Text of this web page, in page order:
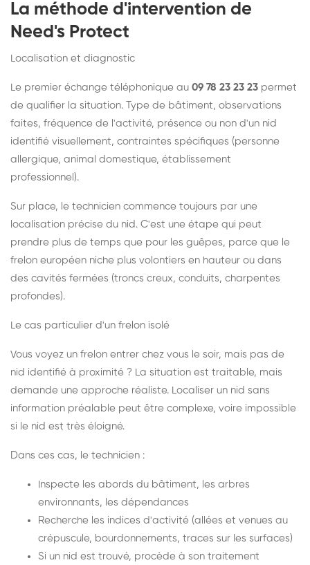
La méthode d'intervention de
Need's Protect
Localisation et diagnostic
Le premier échange téléphonique au 09 78 23 23 23 permet
de qualifier la situation. Type de bâtiment, observations
faites, fréquence de l'activité, présence ou non d'un nid
identifié visuellement, contraintes spécifiques (personne
allergique, animal domestique, établissement
professionnel).
Sur place, le technicien commence toujours par une
localisation précise du nid. C'est une étape qui peut
prendre plus de temps que pour les guêpes, parce que le
frelon européen niche plus volontiers en hauteur ou dans
des cavités fermées (troncs creux, conduits, charpentes
profondes).
Le cas particulier d'un frelon isolé
Vous voyez un frelon entrer chez vous le soir, mais pas de
nid identifié à proximité ? La situation est traitable, mais
demande une approche réaliste. Localiser un nid sans
information préalable peut être complexe, voire impossible
si le nid est très éloigné.
Dans ces cas, le technicien :
Inspecte les abords du bâtiment, les arbres
environnants, les dépendances
Recherche les indices d'activité (allées et venues au
crépuscule, bourdonnements, traces sur les surfaces)
Si un nid est trouvé, procède à son traitement